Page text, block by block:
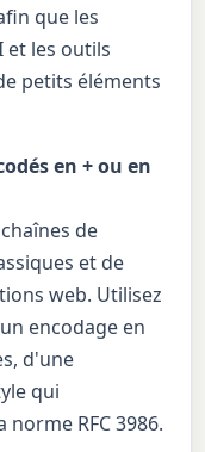
que les
et les outils
petits éléments
en + ou en
de
et de
web. Utilisez
encodage en
d'une
qui
RFC 3986.